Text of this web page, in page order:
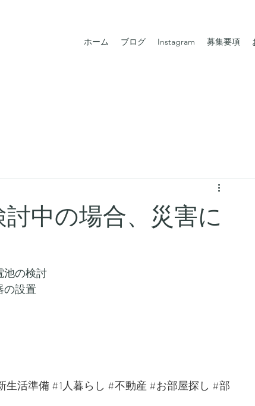
ホーム ブログ Instagram 募集要項
討中の場合、災害に
池の検討
の設置
生活準備 #1人暮らし #不動産 #お部屋探し #部